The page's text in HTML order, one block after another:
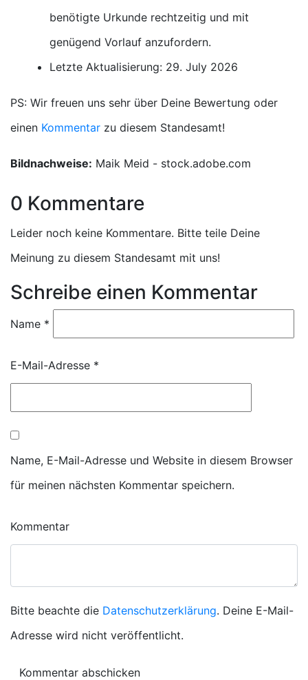
benötigte Urkunde rechtzeitig und mit
genügend Vorlauf anzufordern.
Letzte Aktualisierung: 29. July 2026
PS: Wir freuen uns sehr über Deine Bewertung oder
einen Kommentar zu diesem Standesamt!
Bildnachweise: Maik Meid - stock.adobe.com
0 Kommentare
Leider noch keine Kommentare. Bitte teile Deine
Meinung zu diesem Standesamt mit uns!
Schreibe einen Kommentar
Name *
E-Mail-Adresse *
Name, E-Mail-Adresse und Website in diesem Browser
für meinen nächsten Kommentar speichern.
Kommentar
Bitte beachte die Datenschutzerklärung. Deine E-Mail-
Adresse wird nicht veröffentlicht.